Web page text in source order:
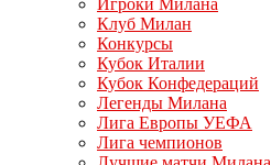
Игроки Милана
Клуб Милан
Конкурсы
Кубок Италии
Кубок Конфедераций
Легенды Милана
Лига Европы УЕФА
Лига чемпионов